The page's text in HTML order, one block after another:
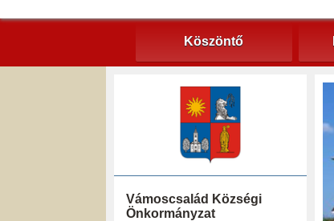
Köszöntő
Vámoscsalád Községi
Önkormányzat